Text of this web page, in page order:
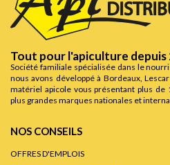
Tout pour l'apiculture depuis
Société familiale spécialisée dans le
nous avons développé à Bordeaux,
matériel apicole vous présentant plus
plus grandes marques nationales et
NOS CONSEILS
OFFRES D'EMPLOIS